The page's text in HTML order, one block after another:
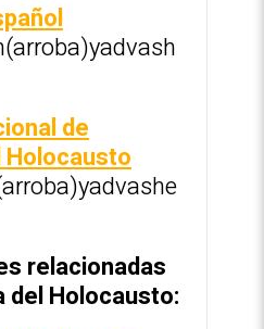
de
relacionadas
del Holocausto: